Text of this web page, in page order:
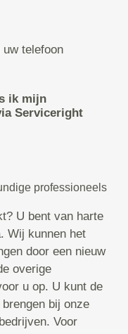
telefoon
ik mijn
Serviceright
professioneels
U bent van harte
Wij kunnen het
door een nieuw
overige
u op. U kunt de
bij onze
Voor